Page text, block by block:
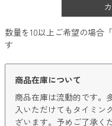
数量を10以上ご希望の場合
す
商品在庫について
商品在庫は流動的です。
入いただけてもタイミン
ざいます。予めご了承く